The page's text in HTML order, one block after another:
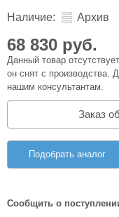
Наличие: Архив
68 830 руб.
Данный товар
он снят с производства.
нашим консультантам.
Заказ
Подобрать аналог
Сообщить о